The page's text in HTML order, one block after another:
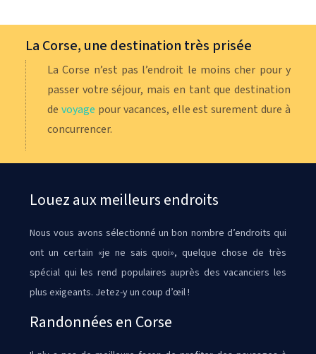
La Corse, une destination très prisée
La Corse n’est pas l’endroit le moins cher pour y
passer votre séjour, mais en tant que destination
de voyage pour vacances, elle est surement dure à
concurrencer.
Louez aux meilleurs endroits
Nous vous avons sélectionné un bon nombre d’endroits qui
ont un certain «je ne sais quoi», quelque chose de très
spécial qui les rend populaires auprès des vacanciers les
plus exigeants. Jetez-y un coup d’œil !
Randonnées en Corse